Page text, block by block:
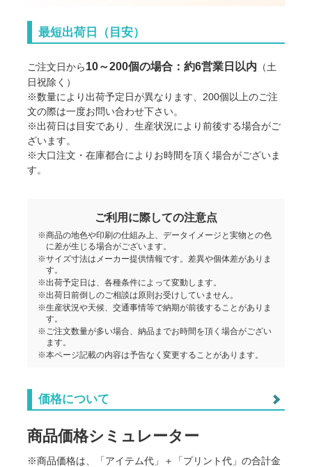
最短出荷日（目安）
ご注文日から10～200個の場合：約6営業日以内 （土
日祝除く）
※数量により出荷予定日が異なります、200個以上のご注
文の際は一度お問い合わせ下さい。
※出荷日は目安であり、生産状況により前後する場合がご
ざいます。
※大口注文・在庫都合によりお時間を頂く場合がございま
す。
ご利用に際しての注意点
※商品の地色や印刷の仕組み上、データイメージと実物との色
に差が生じる場合がございます。
※サイズ寸法はメーカー提供情報です。差異や個体差がありま
す。
※出荷予定日は、各種条件によって変動します。
※出荷日前倒しのご相談は原則お受けしていません。
※生産状況や天候、交通事情等で納期が前後することがありま
す。
※ご注文数量が多い場合、納品までお時間を頂く場合がござい
ます。
※本ページ記載の内容は予告なく変更することがあります。
価格について
商品価格シミュレーター
※商品価格は、「アイテム代」＋「プリント代」の合計金